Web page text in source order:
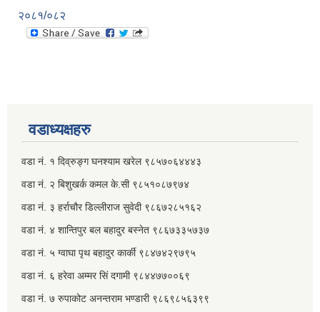
२०८१/०८२
वडाध्यक्षहरु
वडा नं. १ दिव्रुङ्ग घनश्याम खरेल ९८५७०६४४४३
वडा नं. २ ‌‍बिशुखर्क कमल के.सी ९८५१०८७९७४
वडा नं. ३ हर्राचौर डिल्लीराज सुवेदी ९८६७२८५१६२
वडा नं. ४ शान्तिपुर बल बहादुर बस्नेत​ ९८६७३३५७३७
वडा नं. ५ ग्वाघा पृथ बहादुर कार्की ९८४७४२९७९५
वडा नं. ६ हरेवा अम्मर सिं दगामी​ ९८४४७७००६९
वडा नं. ७ ‌‍रुपाकोट अनन्तराम भण्डारी ९८६९८५६३९९